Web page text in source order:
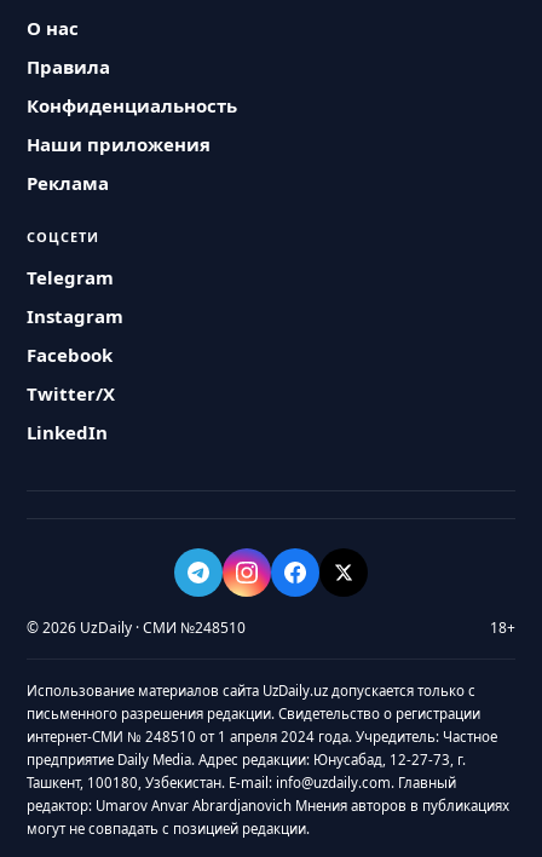
О нас
Правила
Конфиденциальность
Наши приложения
Реклама
СОЦСЕТИ
Telegram
Instagram
Facebook
Twitter/X
LinkedIn
© 2026 UzDaily · СМИ №248510 18+
Использование материалов сайта UzDaily.uz допускается только с
письменного разрешения редакции. Свидетельство о регистрации
интернет-СМИ № 248510 от 1 апреля 2024 года. Учредитель: Частное
предприятие Daily Media. Адрес редакции: Юнусабад, 12-27-73, г.
Ташкент, 100180, Узбекистан. E-mail: info@uzdaily.com. Главный
редактор: Umarov Anvar Abrardjanovich Мнения авторов в публикациях
могут не совпадать с позицией редакции.